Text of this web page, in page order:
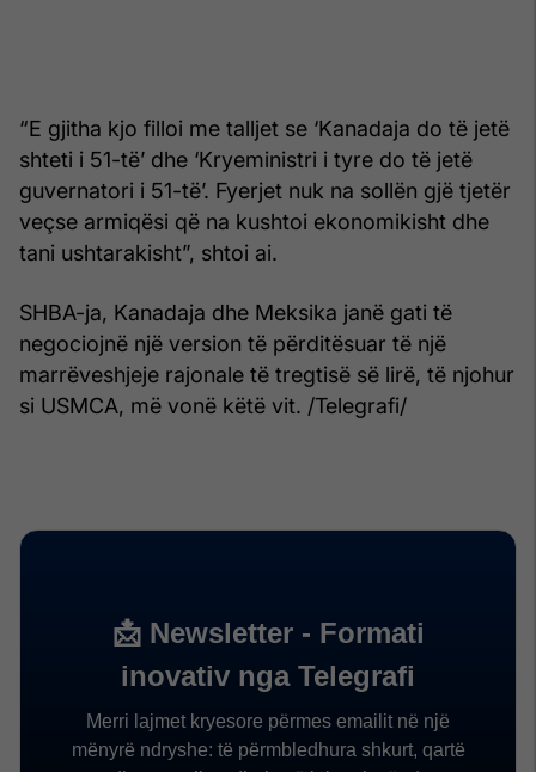
“E gjitha kjo filloi me talljet se ‘Kanadaja do të jetë
shteti i 51-të’ dhe ‘Kryeministri i tyre do të jetë
guvernatori i 51-të’. Fyerjet nuk na sollën gjë tjetër
veçse armiqësi që na kushtoi ekonomikisht dhe
tani ushtarakisht”, shtoi ai.
SHBA-ja, Kanadaja dhe Meksika janë gati të
negociojnë një version të përditësuar të një
marrëveshjeje rajonale të tregtisë së lirë, të njohur
si USMCA, më vonë këtë vit. /Telegrafi/